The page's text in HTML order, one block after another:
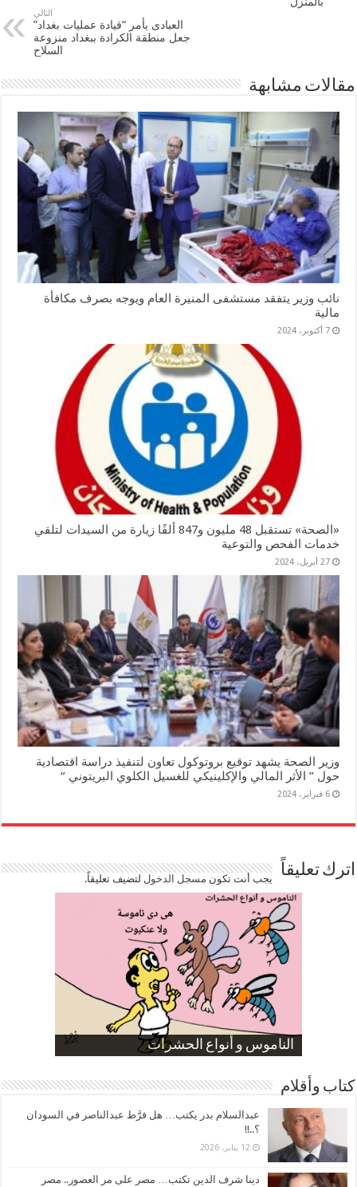
التالي
العبادى يأمر “قيادة عمليات بغداد”
جعل منطقة الكرادة ببغداد منزوعة
السلاح
مقالات مشابهة
نائب وزير يتفقد مستشفى المنيرة العام ويوجه بصرف مكافأة
مالية
7 أكتوبر، 2024
«الصحة» تستقبل 48 مليون و847 ألفًا زيارة من السيدات لتلقي
خدمات الفحص والتوعية
27 أبريل، 2024
وزير الصحة يشهد توقيع بروتوكول تعاون لتنفيذ دراسة اقتصادية
حول ” الأثر المالي والإكلينيكي للغسيل الكلوي البريتوني “
6 فبراير، 2024
اترك تعليقاً يجب أنت تكون مسجل الدخوللتضيف تعليقاً.
الناموس و أنواع الحشرات
الموظفين بعد ارتفاع الأسعار
ارتفاع نسبة الطلاق في مصر
صورة كاركاتيرية
صورة كاركاتيرية
كتاب وأقلام
عبدالسلام بدر يكتب… هل فرَّط عبدالناصر في السودان
؟..!!
12 يناير، 2026
دينا شرف الدين تكتب… مصر على مر العصور.. مصر